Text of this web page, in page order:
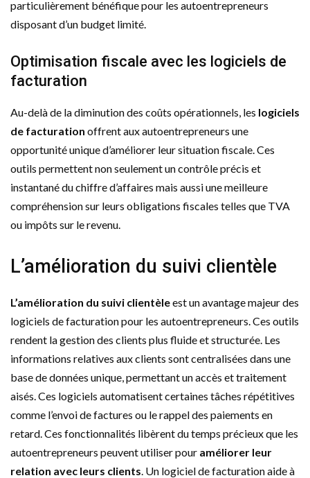
particulièrement bénéfique pour les autoentrepreneurs
disposant d’un budget limité.
Optimisation fiscale avec les logiciels de
facturation
Au-delà de la diminution des coûts opérationnels, les logiciels
de facturation offrent aux autoentrepreneurs une
opportunité unique d’améliorer leur situation fiscale. Ces
outils permettent non seulement un contrôle précis et
instantané du chiffre d’affaires mais aussi une meilleure
compréhension sur leurs obligations fiscales telles que TVA
ou impôts sur le revenu.
L’amélioration du suivi clientèle
L’amélioration du suivi clientèleest un avantage majeur des
logiciels de facturation pour les autoentrepreneurs. Ces outils
rendent la gestion des clients plus fluide et structurée. Les
informations relatives aux clients sont centralisées dans une
base de données unique, permettant un accès et traitement
aisés. Ces logiciels automatisent certaines tâches répétitives
comme l’envoi de factures ou le rappel des paiements en
retard. Ces fonctionnalités libèrent du temps précieux que les
autoentrepreneurs peuvent utiliser pour améliorer leur
relation avec leurs clients . Un logiciel de facturation aide à